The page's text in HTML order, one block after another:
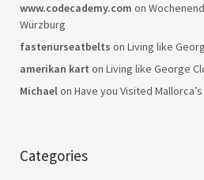
www.codecademy.com on
Würzburg
fastenurseatbelts on Living like
amerikan kart on Living like George
Michaelon Have you Visited
Categories